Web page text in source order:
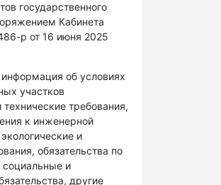
государственного
Кабинета
р от 16 июня 2025
об условиях
участков
требования,
к инженерной
и
обязательства по
социальные и
другие